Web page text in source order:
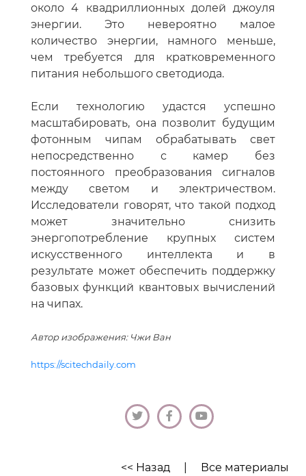
около 4 квадриллионных долей джоуля
энергии. Это невероятно малое
количество энергии, намного меньше,
чем требуется для кратковременного
питания небольшого светодиода.
Если технологию удастся успешно
масштабировать, она позволит будущим
фотонным чипам обрабатывать свет
непосредственно с камер без
постоянного преобразования сигналов
между светом и электричеством.
Исследователи говорят, что такой подход
может значительно снизить
энергопотребление крупных систем
искусственного интеллекта и в
результате может обеспечить поддержку
базовых функций квантовых вычислений
на чипах.
Автор изображения: Чжи Ван
https://scitechdaily.com
<< Назад
Все материалы